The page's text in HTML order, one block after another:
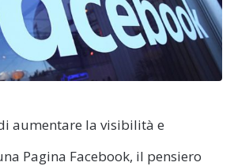
aumentare la visibilità e
Pagina Facebook, il pensiero